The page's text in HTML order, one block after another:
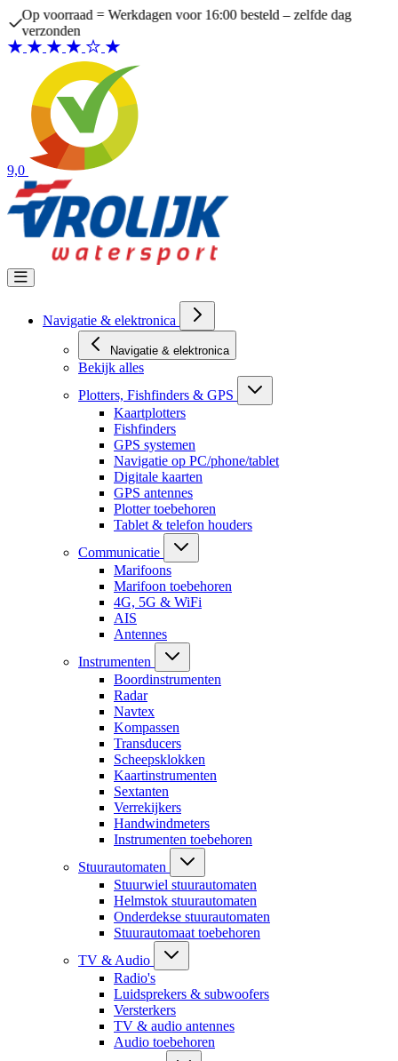
Ga naar de inhoud
Op voorraad = Werkdagen voor 16:00 besteld – zelfde dag
verzonden
9,0
Navigatie & elektronica
Navigatie & elektronica
Bekijk alles
Plotters, Fishfinders & GPS
Kaartplotters
Fishfinders
GPS systemen
Navigatie op PC/phone/tablet
Digitale kaarten
GPS antennes
Plotter toebehoren
Tablet & telefon houders
Communicatie
Marifoons
Marifoon toebehoren
4G, 5G & WiFi
AIS
Antennes
Instrumenten
Boordinstrumenten
Radar
Navtex
Kompassen
Transducers
Scheepsklokken
Kaartinstrumenten
Sextanten
Verrekijkers
Handwindmeters
Instrumenten toebehoren
Stuurautomaten
Stuurwiel stuurautomaten
Helmstok stuurautomaten
Onderdekse stuurautomaten
Stuurautomaat toebehoren
TV & Audio
Radio's
Luidsprekers & subwoofers
Versterkers
TV & audio antennes
Audio toebehoren